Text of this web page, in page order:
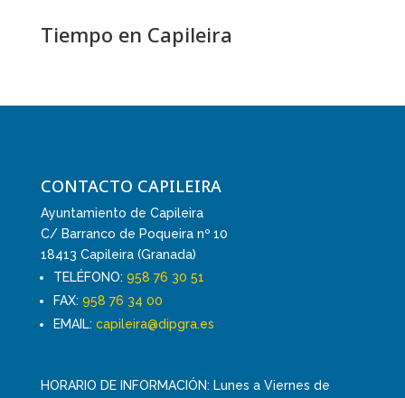
Tiempo en Capileira
CONTACTO CAPILEIRA
Ayuntamiento de Capileira
C/ Barranco de Poqueira nº 10
18413 Capileira (Granada)
TELÉFONO: 958 76 30 51
FAX: 958 76 34 00
EMAIL: capileira@dipgra.es
HORARIO DE INFORMACIÓN: Lunes a Viernes de